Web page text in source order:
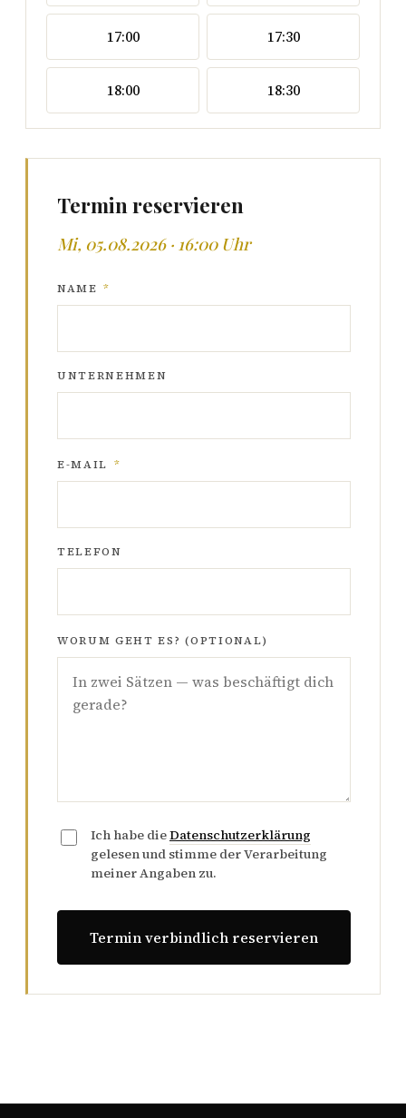
17:00 17:30
18:00 18:30
Termin reservieren
Mi, 05.08.2026 · 16:00 Uhr
NAME *
UNTERNEHMEN
E-MAIL *
TELEFON
WORUM GEHT ES? (OPTIONAL)
Ich habe dieDatenschutzerklärung
gelesen und stimme der Verarbeitung
meiner Angaben zu.
Termin verbindlich reservieren